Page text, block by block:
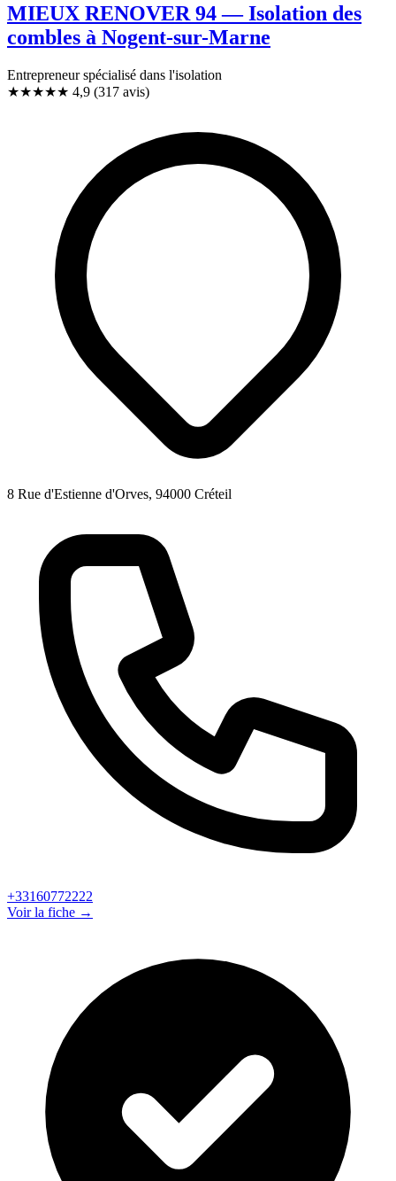
MIEUX RENOVER 94 — Isolation des
combles à Nogent-sur-Marne
Entrepreneur spécialisé dans l'isolation
★★★★★ 4,9 (317 avis)
8 Rue d'Estienne d'Orves, 94000 Créteil
+33160772222
Voir la fiche →